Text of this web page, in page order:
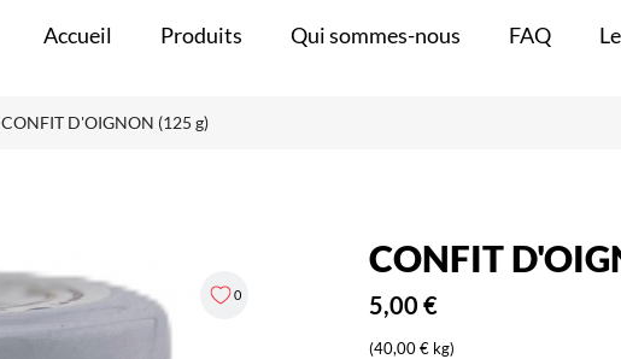
Accueil Produits Qui sommes-nous FAQ
CONFIT D'OIGNON (125 g)
0
CONFIT
5,00 €
(40,00 € kg)